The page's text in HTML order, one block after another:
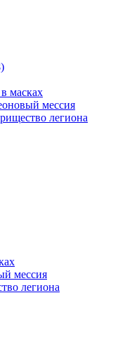
масках
мессия
легиона
мессия
легиона